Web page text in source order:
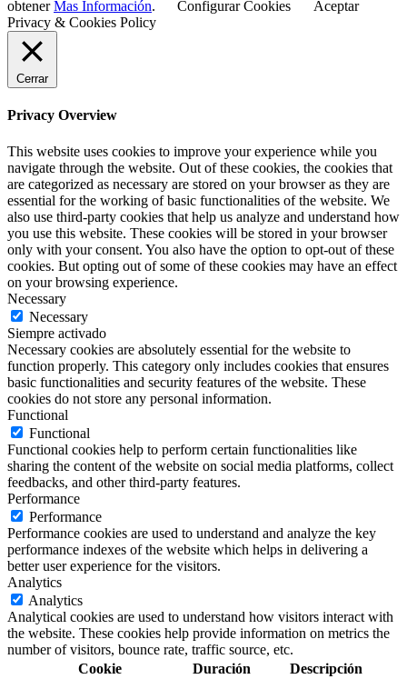
obtenerMas Información. Configurar Cookies
Aceptar
Privacy & Cookies Policy
Cerrar
Privacy Overview
This website uses cookies to improve your experience while you
navigate through the website. Out of these cookies, the cookies that
are categorized as necessary are stored on your browser as they are
essential for the working of basic functionalities of the website. We
also use third-party cookies that help us analyze and understand how
you use this website. These cookies will be stored in your browser
only with your consent. You also have the option to opt-out of these
cookies. But opting out of some of these cookies may have an effect
on your browsing experience.
Necessary
Necessary
Siempre activado
Necessary cookies are absolutely essential for the website to
function properly. This category only includes cookies that ensures
basic functionalities and security features of the website. These
cookies do not store any personal information.
Functional
Functional
Functional cookies help to perform certain functionalities like
sharing the content of the website on social media platforms, collect
feedbacks, and other third-party features.
Performance
Performance
Performance cookies are used to understand and analyze the key
performance indexes of the website which helps in delivering a
better user experience for the visitors.
Analytics
Analytics
Analytical cookies are used to understand how visitors interact with
the website. These cookies help provide information on metrics the
number of visitors, bounce rate, traffic source, etc.
Cookie
Duración Descripción